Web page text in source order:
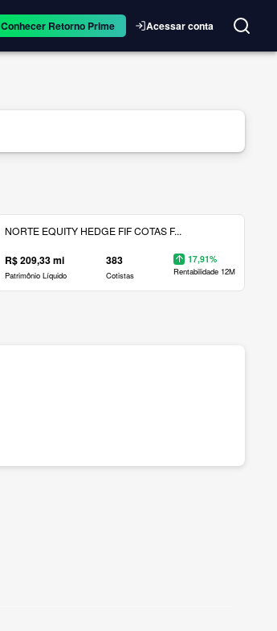
Conhecer Retorno Prime Acessar conta
NORTE EQUITY HEDGE FIF COTAS F...
R$ 209,33 mi
Patrimônio Líquido
383
Cotistas
17,91%
Rentabilidade 12M